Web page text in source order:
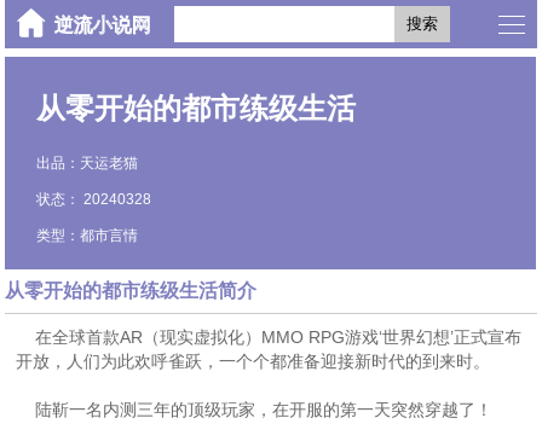
搜索
从零开始的都市练级生活
出品：天运老猫
状态： 20240328
类型：都市言情
从零开始的都市练级生活简介
在全球首款AR（现实虚拟化）MMO RPG游戏‘世界幻想’正式宣布
开放，人们为此欢呼雀跃，一个个都准备迎接新时代的到来时。
陆靳一名内测三年的顶级玩家，在开服的第一天突然穿越了！